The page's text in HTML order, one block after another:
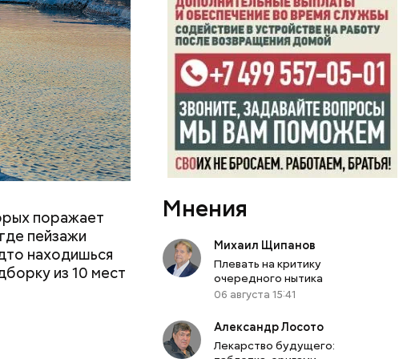
поражает
пейзажи
находишься
из 10 мест
Inditex
и другие
этом
состояние
Мнения
Михаил Щипанов
Плевать на критику
очередного нытика
06 августа 15:41
Александр Лосото
Лекарство будущего: